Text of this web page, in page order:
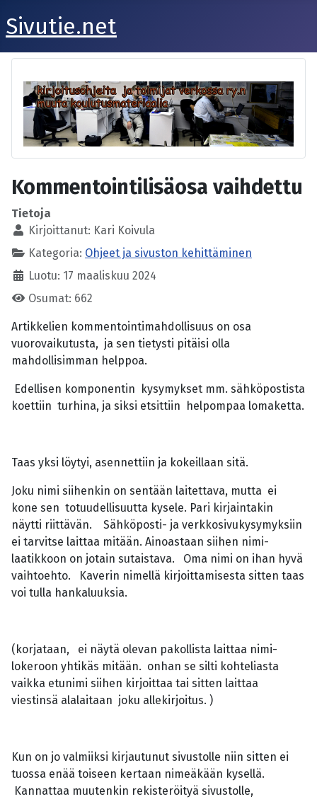
Sivutie.net
Kommentointilisäosa vaihdettu
Tietoja
Kirjoittanut: Kari Koivula
Kategoria: Ohjeet ja sivuston kehittäminen
Luotu: 17 maaliskuu 2024
Osumat: 662
Artikkelien kommentointimahdollisuus on osa
vuorovaikutusta, ja sen tietysti pitäisi olla
mahdollisimman helppoa.
Edellisen komponentin kysymykset mm. sähköpostista
koettiin turhina, ja siksi etsittiin helpompaa lomaketta.
Taas yksi löytyi, asennettiin ja kokeillaan sitä.
Joku nimi siihenkin on sentään laitettava, mutta ei
kone sen totuudellisuutta kysele. Pari kirjaintakin
näytti riittävän. Sähköposti- ja verkkosivukysymyksiin
ei tarvitse laittaa mitään. Ainoastaan siihen nimi-
laatikkoon on jotain sutaistava. Oma nimi on ihan hyvä
vaihtoehto. Kaverin nimellä kirjoittamisesta sitten taas
voi tulla hankaluuksia.
(korjataan, ei näytä olevan pakollista laittaa nimi-
lokeroon yhtikäs mitään. onhan se silti kohteliasta
vaikka etunimi siihen kirjoittaa tai sitten laittaa
viestinsä alalaitaan joku allekirjoitus. )
Kun on jo valmiiksi kirjautunut sivustolle niin sitten ei
tuossa enää toiseen kertaan nimeäkään kysellä.
Kannattaa muutenkin rekisteröityä sivustolle,